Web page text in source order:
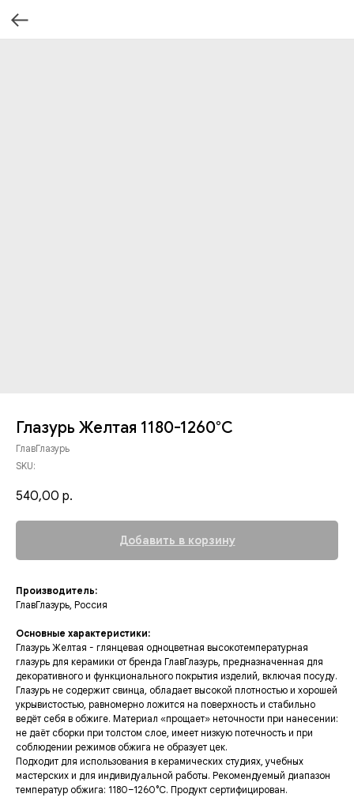
Глазурь Желтая 1180-1260°C
ГлавГлазурь
SKU:
540,00 р.
Добавить в корзину
Производитель:
ГлавГлазурь, Россия
Основные характеристики:
Глазурь Желтая - глянцевая одноцветная высокотемпературная
глазурь для керамики от бренда ГлавГлазурь, предназначенная для
декоративного и функционального покрытия изделий, включая посуду.
Глазурь не содержит свинца, обладает высокой плотностью и хорошей
укрывистостью, равномерно ложится на поверхность и стабильно
ведёт себя в обжиге. Материал «прощает» неточности при нанесении:
не даёт сборки при толстом слое, имеет низкую потечность и при
соблюдении режимов обжига не образует цек.
Подходит для использования в керамических студиях, учебных
мастерских и для индивидуальной работы. Рекомендуемый диапазон
температур обжига: 1180–1260°C. Продукт сертифицирован.